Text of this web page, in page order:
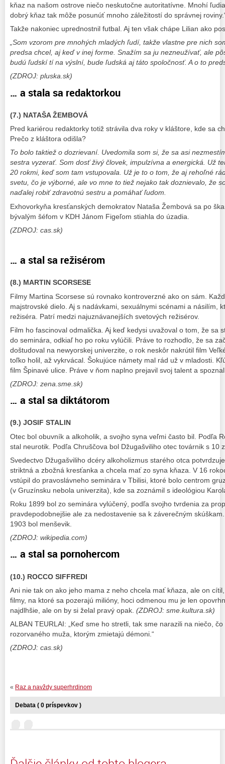
kňaz na našom ostrove niečo neskutočne autoritatívne. Mnohí
dobrý kňaz tak môže posunúť mnoho záležitostí do správnej
Takže nakoniec uprednostnil futbal. Aj ten však chápe Lilian ako
„Som vzorom pre mnohých mladých ľudí, takže vlastne pre nich
predsa chcel, aj keď v inej forme. Snažím sa ju nezneužívať, ale
budú ľudskí tí na výslní, bude ľudská aj táto spoločnosť. A o to
(ZDROJ: pluska.sk)
… a stala sa redaktorkou
(7.) NATAŠA ŽEMBOVÁ
Pred kariérou redaktorky totiž strávila dva roky v kláštore, kde sa
Prečo z kláštora odišla?
To bolo taktiež o dozrievaní. Uvedomila som si, že sa asi
sestra vyzerať. Som dosť živý človek, impulzívna a energická. Už
20 rokmi, keď som tam vstupovala. Už je to o tom, že aj rehoľné
svetu, čo je výborné, ale vo mne to tiež nejako tak doznievalo, že
naďalej robiť zdravotnú sestru a pomáhať ľudom.
Exhovorkyňa kresťanských demokratov Nataša Žembová sa po
bývalým šéfom v KDH Jánom Figeľom stiahla do úzadia.
(ZDROJ: cas.sk)
… a stal sa režisérom
(8.) MARTIN SCORSESE
Filmy Martina Scorsese sú rovnako kontroverzné ako on sám.
majstrovské dielo. Aj s nadávkami, sexuálnymi scénami a násilím,
režiséra. Patrí medzi najuznávanejších svetových režisérov.
Film ho fascinoval odmalička. Aj keď kedysi uvažoval o tom, že sa
do seminára, odkiaľ ho po roku vylúčili. Práve to rozhodlo, že sa
doštudoval na newyorskej univerzite, o rok neskôr nakrútil film
toľko holil, až vykrvácal. Šokujúce námety mal rád už v mladosti.
film Špinavé ulice. Práve v ňom naplno prejavil svoj talent a
(ZDROJ: zena.sme.sk)
… a stal sa diktátorom
(9.) JOSIF STALIN
Otec bol obuvník a alkoholik, a svojho syna veľmi často bil. Podľa
stal neurotik. Podľa Chruščova bol Džugašviliho otec továrnik s 10
Svedectvo Džugašviliho dcéry alkoholizmus starého otca
striktná a zbožná kresťanka a chcela mať zo syna kňaza. V 16
vstúpil do pravoslávneho seminára v Tbilisi, ktoré bolo centrom
(v Gruzínsku nebola univerzita), kde sa zoznámil s ideológiou
Roku 1899 bol zo seminára vylúčený, podľa svojho tvrdenia za
pravdepodobnejšie ale za nedostavenie sa k záverečným
1903 bol menševik.
(ZDROJ: wikipedia.com)
… a stal sa pornohercom
(10.) ROCCO SIFFREDI
Ani nie tak on ako jeho mama z neho chcela mať kňaza, ale on
filmy, na ktoré sa pozerajú milióny, hoci odmenou mu je len
najdlhšie, ale on by si želal pravý opak. (ZDROJ: sme.kultura.sk)
ALBAN TEURLAI: „Keď sme ho stretli, tak sme narazili na niečo,
rozorvaného muža, ktorým zmietajú démoni.“
(ZDROJ: cas.sk)
« Raz a navždy superhrdinom
Debata ( 0 príspevkov )